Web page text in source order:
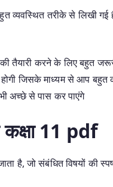
व्यवस्थित तरीके से लिखी
की तैयारी करने के लिए बहुत
होगी जिसके माध्यम से आप
अच्छे से पास कर पाएंगे
कक्षा 11 pdf
है, जो संबंधित विषयों की